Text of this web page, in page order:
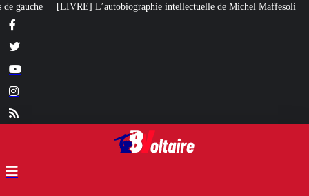
intellectuelle de Michel Maffesoli Pour regagner son influence en